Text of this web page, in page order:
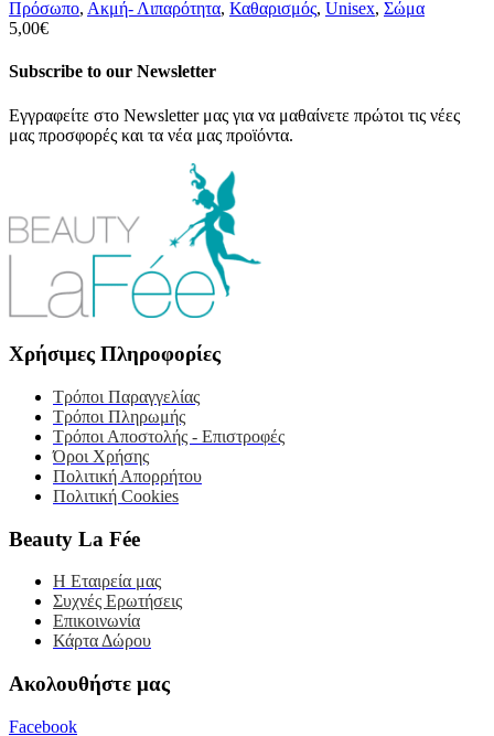
Πρόσωπο, Ακμή- Λιπαρότητα, Καθαρισμός, Unisex, Σώμα
5,00€
Subscribe to our Newsletter
Εγγραφείτε στο Newsletter μας για να μαθαίνετε πρώτοι τις νέες
μας προσφορές και τα νέα μας προϊόντα.
Χρήσιμες Πληροφορίες
Τρόποι Παραγγελίας
Τρόποι Πληρωμής
Τρόποι Αποστολής - Επιστροφές
Όροι Χρήσης
Πολιτική Απορρήτου
Πολιτική Cookies
Beauty La Fée
Η Εταιρεία μας
Συχνές Ερωτήσεις
Επικοινωνία
Κάρτα Δώρου
Ακολουθήστε μας
Facebook